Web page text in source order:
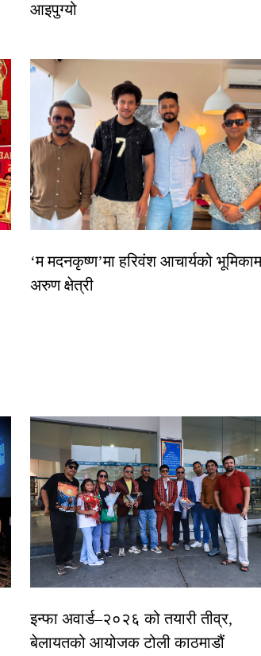
आइपुग्यो
‘म मदनकृष्ण’मा हरिवंश आचार्यको
अरुण क्षेत्री
इन्फा अवार्ड–२०२६ को तयारी तीव्र,
बेलायतको आयोजक टोली काठमाडौं